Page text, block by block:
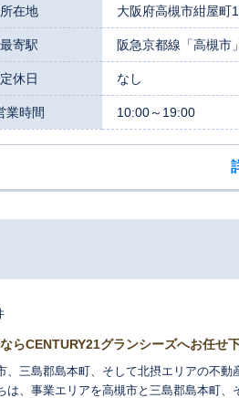
所在地 大阪府高槻市紺屋町
最寄駅 阪急京都線「高槻
定休日 なし
業時間 10:00～19:00
らCENTURY21グランシーズへお任せ
、三島郡島本町、そして北摂エリアの不
は、事業エリアを高槻市と三島郡島本町